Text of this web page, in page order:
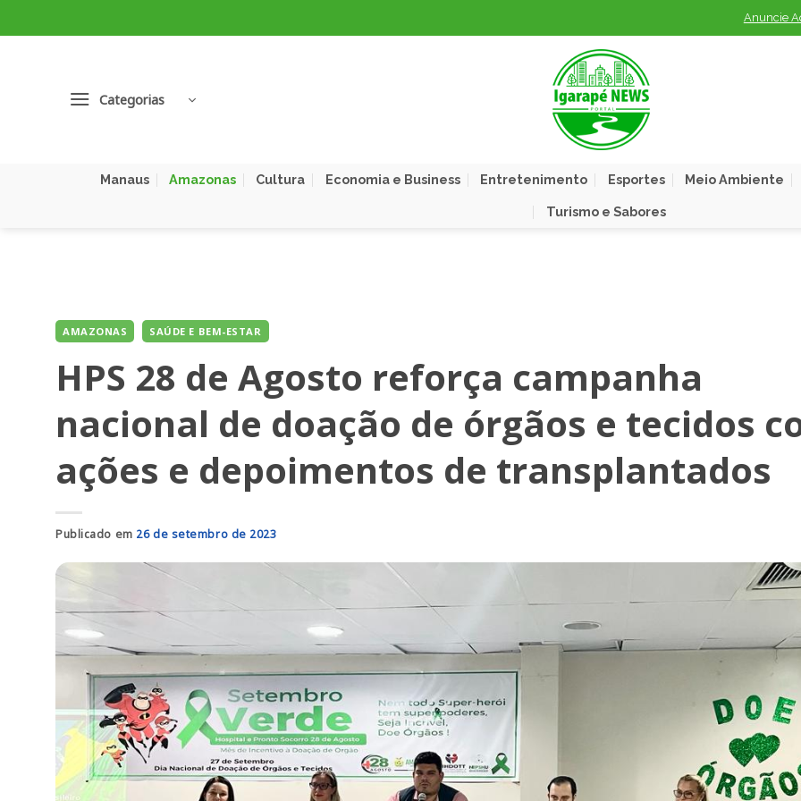
to
Anuncie
Categorias
Manaus Amazonas Cultura Economia e Business Entretenimento Esportes Meio Ambiente
Turismo e Sabores
AMAZONAS SAÚDE E BEM-ESTAR
HPS 28 de Agosto reforça campanha
nacional de doação de órgãos e tecidos
ações e depoimentos de transplantados
Publicado em 26 de setembro de 2023